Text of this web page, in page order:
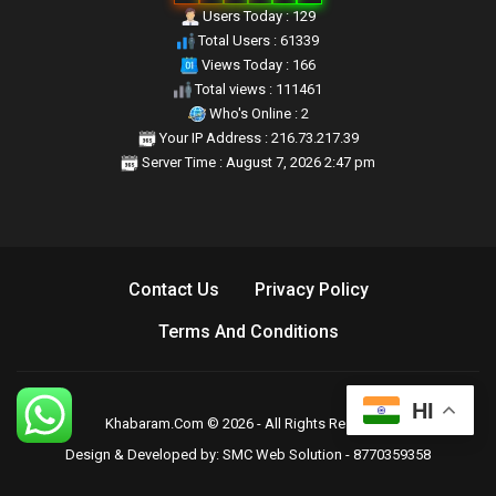
Users Today : 129
Total Users : 61339
Views Today : 166
Total views : 111461
Who's Online : 2
Your IP Address : 216.73.217.39
Server Time : August 7, 2026 2:47 pm
Contact Us
Privacy Policy
Terms And Conditions
Khabaram.Com © 2026 - All Rights Reserved.
Design & Developed by: SMC Web Solution - 8770359358
HI